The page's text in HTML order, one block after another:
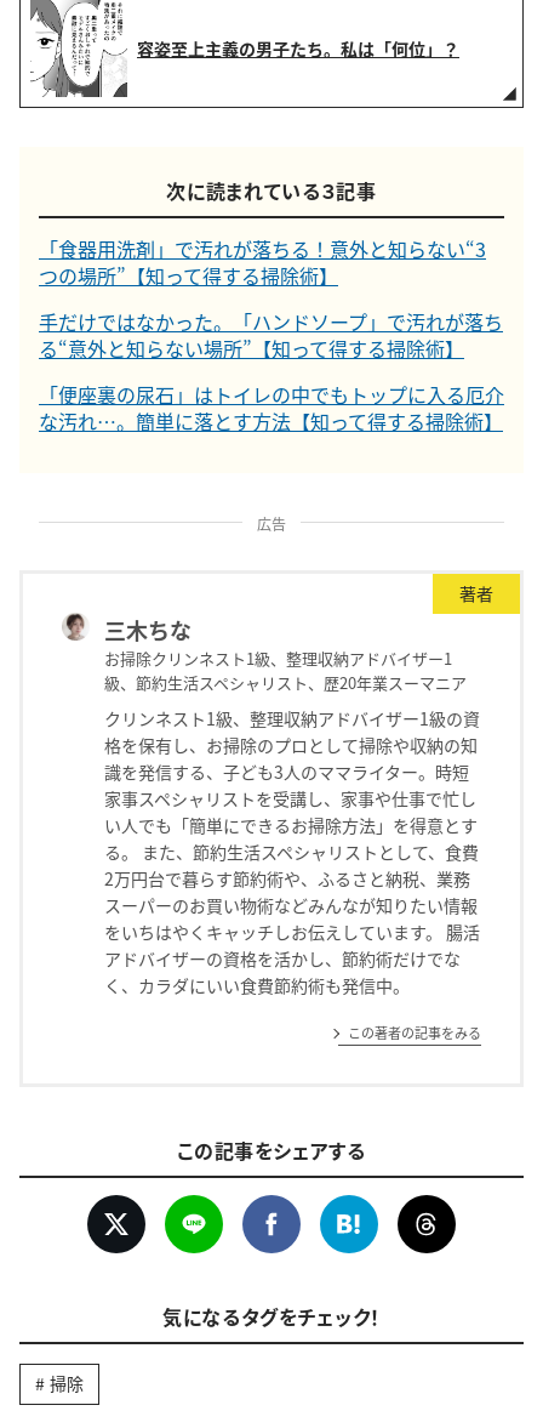
容姿至上主義の男子たち。私は「何位」？
次に読まれている３記事
「食器用洗剤」で汚れが落ちる！意外と知らない“3
つの場所”【知って得する掃除術】
手だけではなかった。「ハンドソープ」で汚れが落ち
る“意外と知らない場所”【知って得する掃除術】
「便座裏の尿石」はトイレの中でもトップに入る厄介
な汚れ…。簡単に落とす方法【知って得する掃除術】
広告
著者
三木ちな
お掃除クリンネスト1級、整理収納アドバイザー1
級、節約生活スペシャリスト、歴20年業スーマニア
クリンネスト1級、整理収納アドバイザー1級の資
格を保有し、お掃除のプロとして掃除や収納の知
識を発信する、子ども3人のママライター。時短
家事スペシャリストを受講し、家事や仕事で忙し
い人でも「簡単にできるお掃除方法」を得意とす
る。 また、節約生活スペシャリストとして、食費
2万円台で暮らす節約術や、ふるさと納税、業務
スーパーのお買い物術などみんなが知りたい情報
をいちはやくキャッチしお伝えしています。 腸活
アドバイザーの資格を活かし、節約術だけでな
く、カラダにいい食費節約術も発信中。
この著者の記事をみる
この記事をシェアする
気になるタグをチェック！
掃除